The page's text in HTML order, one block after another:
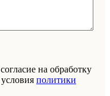
на обработку
политики